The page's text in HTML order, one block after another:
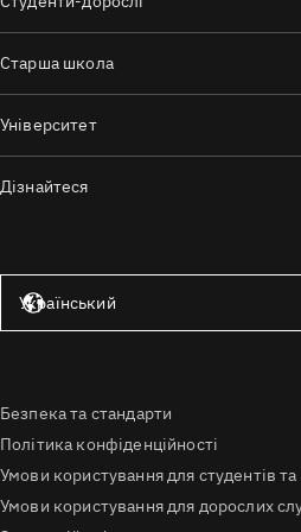
Старша школа
Університет
Дізнайтеся
Український
Безпека та стандарти
Політика конфіденційності
Умови користування для студентів та
Умови користування для дорослих